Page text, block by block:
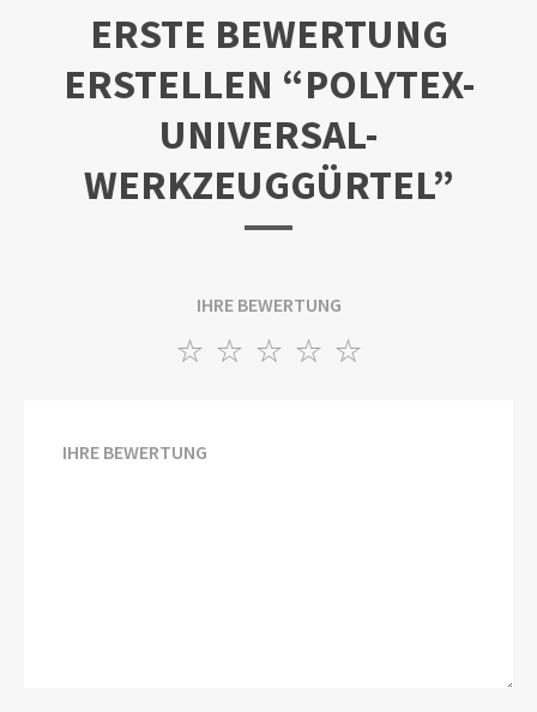
ERSTE BEWERTUNG
ERSTELLEN “POLYTEX-
UNIVERSAL-
WERKZEUGGÜRTEL”
IHRE BEWERTUNG